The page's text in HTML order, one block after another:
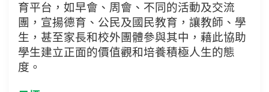
育平台，如早會、周會、不同的活動及交流
團，宣揚德育、公民及國民教育，讓教師、學
生，甚至家長和校外團體參與其中，藉此協助
學生建立正面的價值觀和培養積極人生的態
度。